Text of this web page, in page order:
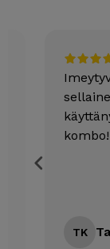
kombo!
TK